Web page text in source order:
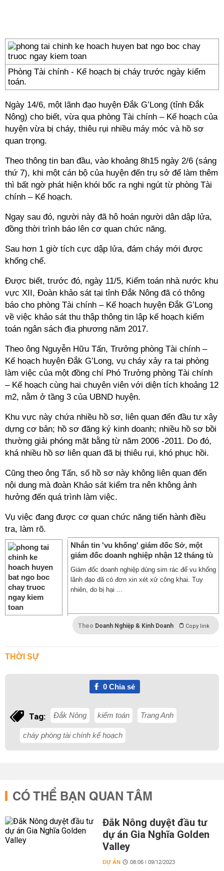
Phòng Tài chính - Kế hoạch bị cháy trước ngày kiểm
toán.
Ngày 14/6, một lãnh đạo huyện Đắk G’Long (tỉnh Đắk
Nông) cho biết, vừa qua phòng Tài chính – Kế hoạch của
huyện vừa bị cháy, thiêu rụi nhiều máy móc và hồ sơ
quan trọng.
Theo thông tin ban đầu, vào khoảng 8h15 ngày 2/6 (sáng
thứ 7), khi một cán bộ của huyện đến trụ sở để làm thêm
thì bất ngờ phát hiện khói bốc ra nghi ngút từ phòng Tài
chính – Kế hoạch.
Ngay sau đó, người này đã hô hoán người dân dập lửa,
đồng thời trình báo lên cơ quan chức năng.
Sau hơn 1 giờ tích cực dập lửa, đám cháy mới được
khống chế.
Được biết, trước đó, ngày 11/5, Kiểm toán nhà nước khu
vực XII, Đoàn khảo sát tại tỉnh Đắk Nông đã có thông
báo cho phòng Tài chính – Kế hoạch huyện Đắk G’Long
về việc khảo sát thu thập thông tin lập kế hoạch kiểm
toán ngân sách địa phương năm 2017.
Theo ông Nguyễn Hữu Tấn, Trưởng phòng Tài chính –
Kế hoạch huyện Đắk G’Long, vụ cháy xảy ra tại phòng
làm việc của một đồng chí Phó Trưởng phòng Tài chính
– Kế hoạch cùng hai chuyên viên với diện tích khoảng 12
m2, nằm ở tầng 3 của UBND huyện.
Khu vực này chứa nhiều hồ sơ, liên quan đến đầu tư xây
dựng cơ bản; hồ sơ đăng ký kinh doanh; nhiều hồ sơ bồi
thường giải phóng mặt bằng từ năm 2006 -2011. Do đó,
khá nhiều hồ sơ liên quan đã bị thiêu rụi, khó phục hồi.
Cũng theo ông Tấn, số hồ sơ này không liên quan đến
nội dung mà đoàn Khảo sát kiểm tra nên không ảnh
hưởng đến quá trình làm việc.
Vụ việc đang được cơ quan chức năng tiến hành điều
tra, làm rõ.
Nhắn tin 'vu khống' giám đốc Sở, một
giám đốc doanh nghiệp nhận 12 tháng tù
Giám đốc doanh nghiệp dùng sim rác để vu khống
lãnh đạo đã có đơn xin xét xử công khai. Tuy
nhiên, do bị hại ...
Theo Doanh Nghiệp & Kinh Doanh Copy link
THỜI SỰ
0Chia sẻ
Tag: Đắk Nông kiểm toán Trang Anh
cháy phòng tài chính kế hoạch
CÓ THỂ BẠN QUAN TÂM
Đắk Nông duyệt đầu tư
dự án Gia Nghĩa Golden
Valley
DỰ ÁN 08:06 | 09/12/2023